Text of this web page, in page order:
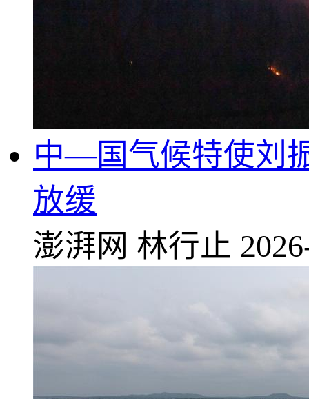
中—国气候特使刘
放缓
澎湃网 林行止